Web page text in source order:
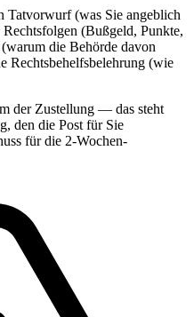
Tatvorwurf (was Sie angeblich
(Bußgeld, Punkte,
die Behörde davon
Rechtsbehelfsbelehrung (wie
der Zustellung — das steht
den die Post für Sie
für die 2-Wochen-